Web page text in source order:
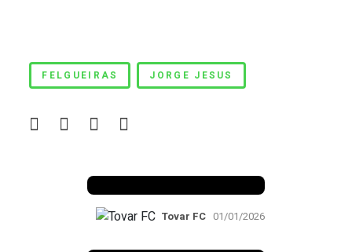
Estágios lá fora
FELGUEIRAS JORGE JESUS
Tovar FC 01/01/2026